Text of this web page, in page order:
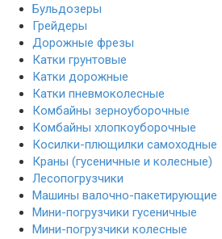
Бульдозеры
Грейдеры
Дорожные фрезы
Катки грунтовые
Катки дорожные
Катки пневмоколесные
Комбайны зерноуборочные
Комбайны хлопкоуборочные
Косилки-плющилки самоходные
Краны (гусеничные и колесные)
Лесопогрузчики
Машины валочно-пакетирующие
Мини-погрузчики гусеничные
Мини-погрузчики колесные